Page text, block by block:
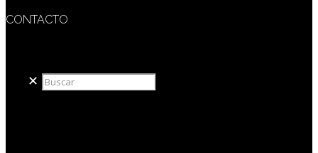
CONTACTO
✕